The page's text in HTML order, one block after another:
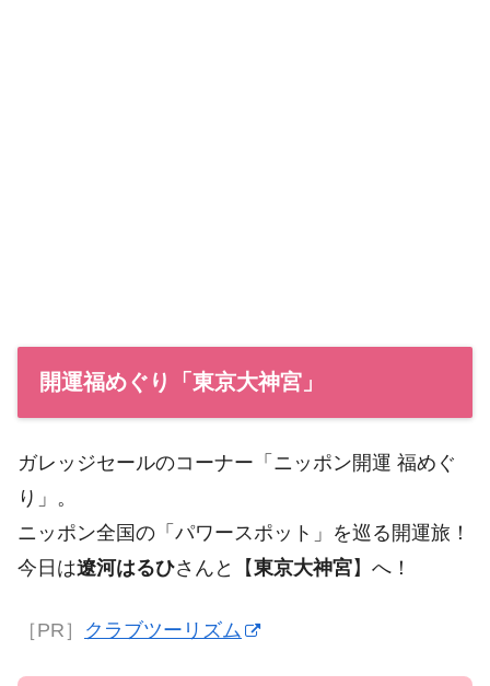
開運福めぐり「東京大神宮」
ガレッジセールのコーナー「ニッポン開運 福めぐ
り」。
ニッポン全国の「パワースポット」を巡る開運旅！
今日は遼河はるひさんと【東京大神宮】へ！
［PR］ クラブツーリズム